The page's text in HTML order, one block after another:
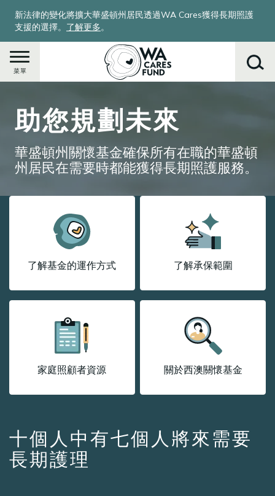
新法律的變化將擴大華盛頓州居民透過WA Cares獲得長期照護
支援的選擇。 了解更多。
菜單
助您規劃未來
華盛頓州關懷基金確保所有在職的華盛頓
州居民在需要時都能獲得長期照護服務。
了解基金的運作方式 了解承保範圍
家庭照顧者資源 關於西澳關懷基金
十個人中有七個人將來需要
長期護理